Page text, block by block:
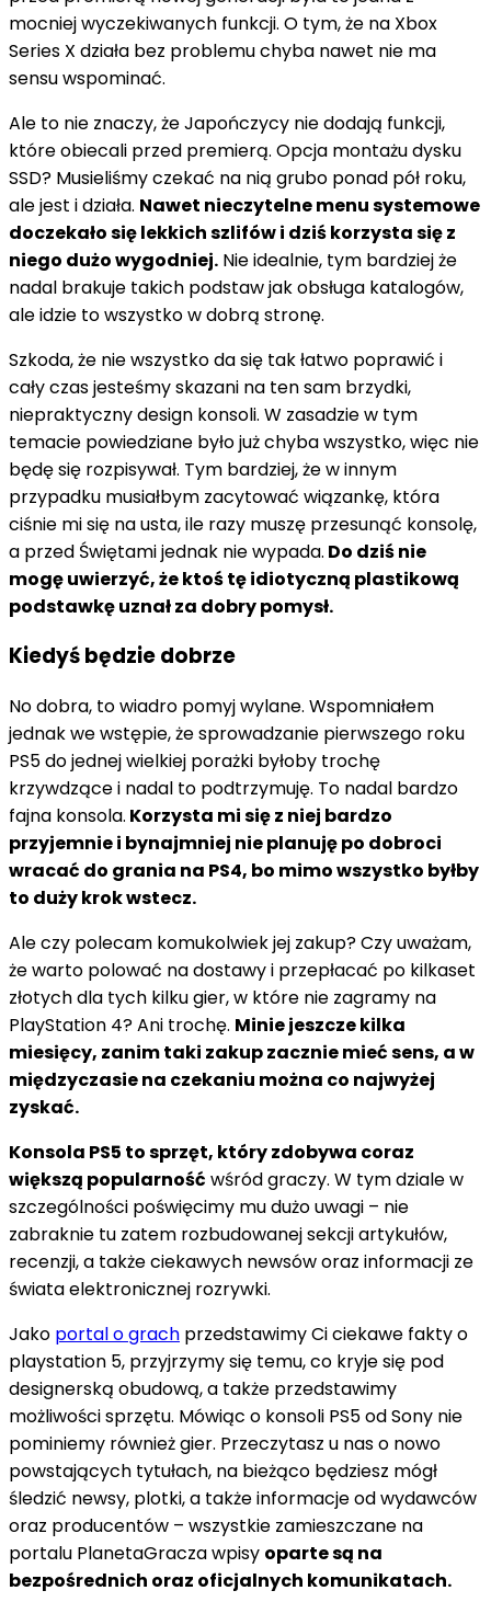
mocniej wyczekiwanych funkcji. O tym, że na Xbox
Series X działa bez problemu chyba nawet nie ma
sensu wspominać.
Ale to nie znaczy, że Japończycy nie dodają funkcji,
które obiecali przed premierą. Opcja montażu dysku
SSD? Musieliśmy czekać na nią grubo ponad pół roku,
ale jest i działa. Nawet nieczytelne menu systemowe
doczekało się lekkich szlifów i dziś korzysta się z
niego dużo wygodniej. Nie idealnie, tym bardziej że
nadal brakuje takich podstaw jak obsługa katalogów,
ale idzie to wszystko w dobrą stronę.
Szkoda, że nie wszystko da się tak łatwo poprawić i
cały czas jesteśmy skazani na ten sam brzydki,
niepraktyczny design konsoli. W zasadzie w tym
temacie powiedziane było już chyba wszystko, więc nie
będę się rozpisywał. Tym bardziej, że w innym
przypadku musiałbym zacytować wiązankę, która
ciśnie mi się na usta, ile razy muszę przesunąć konsolę,
a przed Świętami jednak nie wypada. Do dziś nie
mogę uwierzyć, że ktoś tę idiotyczną plastikową
podstawkę uznał za dobry pomysł.
Kiedyś będzie dobrze
No dobra, to wiadro pomyj wylane. Wspomniałem
jednak we wstępie, że sprowadzanie pierwszego roku
PS5 do jednej wielkiej porażki byłoby trochę
krzywdzące i nadal to podtrzymuję. To nadal bardzo
fajna konsola. Korzysta mi się z niej bardzo
przyjemnie i bynajmniej nie planuję po dobroci
wracać do grania na PS4, bo mimo wszystko byłby
to duży krok wstecz.
Ale czy polecam komukolwiek jej zakup? Czy uważam,
że warto polować na dostawy i przepłacać po kilkaset
złotych dla tych kilku gier, w które nie zagramy na
PlayStation 4? Ani trochę. Minie jeszcze kilka
miesięcy, zanim taki zakup zacznie mieć sens, a w
międzyczasie na czekaniu można co najwyżej
zyskać.
Konsola PS5 to sprzęt, który zdobywa coraz
większą popularność wśród graczy. W tym dziale w
szczególności poświęcimy mu dużo uwagi – nie
zabraknie tu zatem rozbudowanej sekcji artykułów,
recenzji, a także ciekawych newsów oraz informacji ze
świata elektronicznej rozrywki.
Jako portal o grach przedstawimy Ci ciekawe fakty o
playstation 5, przyjrzymy się temu, co kryje się pod
designerską obudową, a także przedstawimy
możliwości sprzętu. Mówiąc o konsoli PS5 od Sony nie
pominiemy również gier. Przeczytasz u nas o nowo
powstających tytułach, na bieżąco będziesz mógł
śledzić newsy, plotki, a także informacje od wydawców
oraz producentów – wszystkie zamieszczane na
portalu PlanetaGracza wpisy oparte są na
bezpośrednich oraz oficjalnych komunikatach.